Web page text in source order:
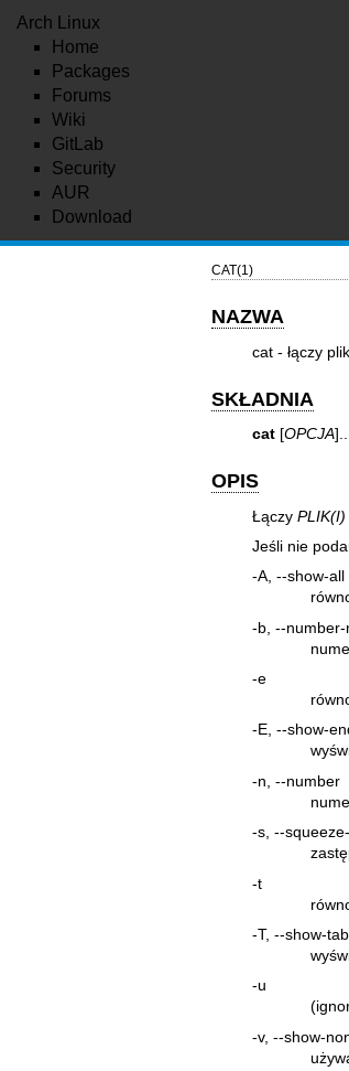
Arch Linux
Home
Packages
Forums
Wiki
GitLab
Security
AUR
Download
CAT(1)
NAZWA
cat - łączy
SKŁADNIA
cat[OPCJA
OPIS
Łączy PLIK(I)
Jeśli nie
-A, --show-all
-b, --number-
-e
-E, --show-
-n, --number
-s, --
-t
-T, --show-
-u
-v, --show-